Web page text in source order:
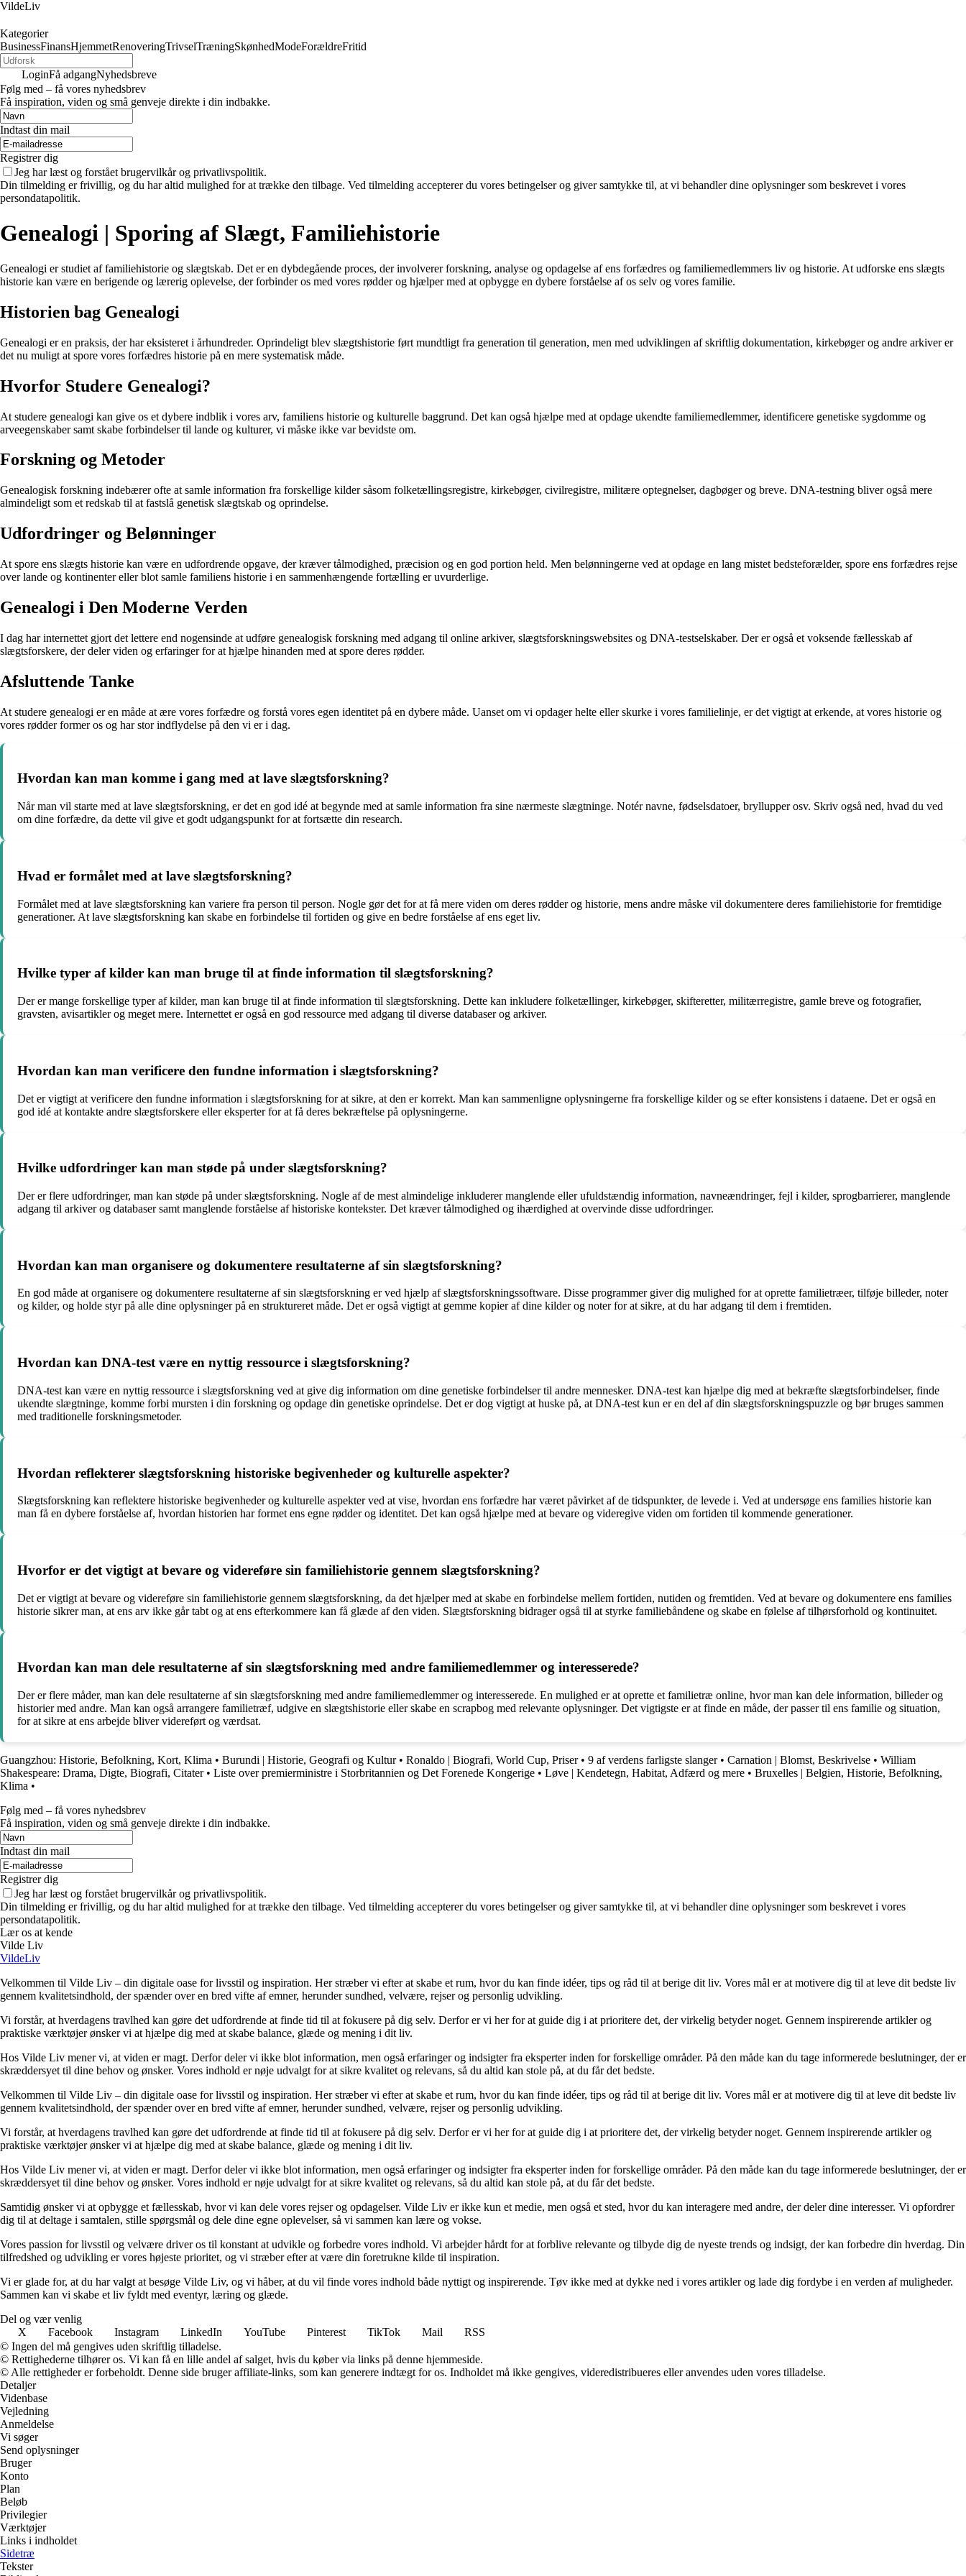
VildeLiv
Kategorier
BusinessFinansHjemmetRenoveringTrivselTræningSkønhedModeForældreFritid
LoginFå adgangNyhedsbreve
Følg med – få vores nyhedsbrev
Få inspiration, viden og små genveje direkte i din indbakke.
Indtast din mail
Registrer dig
Jeg har læst og forstået brugervilkår og privatlivspolitik.
Din tilmelding er frivillig, og du har altid mulighed for at trække den tilbage. Ved tilmelding accepterer du vores betingelser og giver samtykke til, at vi behandler dine oplysninger som beskrevet i vores
persondatapolitik.
Genealogi | Sporing af Slægt, Familiehistorie
Genealogi er studiet af familiehistorie og slægtskab. Det er en dybdegående proces, der involverer forskning, analyse og opdagelse af ens forfædres og familiemedlemmers liv og historie. At udforske ens slægts
historie kan være en berigende og lærerig oplevelse, der forbinder os med vores rødder og hjælper med at opbygge en dybere forståelse af os selv og vores familie.
Historien bag Genealogi
Genealogi er en praksis, der har eksisteret i århundreder. Oprindeligt blev slægtshistorie ført mundtligt fra generation til generation, men med udviklingen af skriftlig dokumentation, kirkebøger og andre arkiver er
det nu muligt at spore vores forfædres historie på en mere systematisk måde.
Hvorfor Studere Genealogi?
At studere genealogi kan give os et dybere indblik i vores arv, familiens historie og kulturelle baggrund. Det kan også hjælpe med at opdage ukendte familiemedlemmer, identificere genetiske sygdomme og
arveegenskaber samt skabe forbindelser til lande og kulturer, vi måske ikke var bevidste om.
Forskning og Metoder
Genealogisk forskning indebærer ofte at samle information fra forskellige kilder såsom folketællingsregistre, kirkebøger, civilregistre, militære optegnelser, dagbøger og breve. DNA-testning bliver også mere
almindeligt som et redskab til at fastslå genetisk slægtskab og oprindelse.
Udfordringer og Belønninger
At spore ens slægts historie kan være en udfordrende opgave, der kræver tålmodighed, præcision og en god portion held. Men belønningerne ved at opdage en lang mistet bedsteforælder, spore ens forfædres rejse
over lande og kontinenter eller blot samle familiens historie i en sammenhængende fortælling er uvurderlige.
Genealogi i Den Moderne Verden
I dag har internettet gjort det lettere end nogensinde at udføre genealogisk forskning med adgang til online arkiver, slægtsforskningswebsites og DNA-testselskaber. Der er også et voksende fællesskab af
slægtsforskere, der deler viden og erfaringer for at hjælpe hinanden med at spore deres rødder.
Afsluttende Tanke
At studere genealogi er en måde at ære vores forfædre og forstå vores egen identitet på en dybere måde. Uanset om vi opdager helte eller skurke i vores familielinje, er det vigtigt at erkende, at vores historie og
vores rødder former os og har stor indflydelse på den vi er i dag.
Hvordan kan man komme i gang med at lave slægtsforskning?
Når man vil starte med at lave slægtsforskning, er det en god idé at begynde med at samle information fra sine nærmeste slægtninge. Notér navne, fødselsdatoer, bryllupper osv. Skriv også ned, hvad du ved
om dine forfædre, da dette vil give et godt udgangspunkt for at fortsætte din research.
Hvad er formålet med at lave slægtsforskning?
Formålet med at lave slægtsforskning kan variere fra person til person. Nogle gør det for at få mere viden om deres rødder og historie, mens andre måske vil dokumentere deres familiehistorie for fremtidige
generationer. At lave slægtsforskning kan skabe en forbindelse til fortiden og give en bedre forståelse af ens eget liv.
Hvilke typer af kilder kan man bruge til at finde information til slægtsforskning?
Der er mange forskellige typer af kilder, man kan bruge til at finde information til slægtsforskning. Dette kan inkludere folketællinger, kirkebøger, skifteretter, militærregistre, gamle breve og fotografier,
gravsten, avisartikler og meget mere. Internettet er også en god ressource med adgang til diverse databaser og arkiver.
Hvordan kan man verificere den fundne information i slægtsforskning?
Det er vigtigt at verificere den fundne information i slægtsforskning for at sikre, at den er korrekt. Man kan sammenligne oplysningerne fra forskellige kilder og se efter konsistens i dataene. Det er også en
god idé at kontakte andre slægtsforskere eller eksperter for at få deres bekræftelse på oplysningerne.
Hvilke udfordringer kan man støde på under slægtsforskning?
Der er flere udfordringer, man kan støde på under slægtsforskning. Nogle af de mest almindelige inkluderer manglende eller ufuldstændig information, navneændringer, fejl i kilder, sprogbarrierer, manglende
adgang til arkiver og databaser samt manglende forståelse af historiske kontekster. Det kræver tålmodighed og ihærdighed at overvinde disse udfordringer.
Hvordan kan man organisere og dokumentere resultaterne af sin slægtsforskning?
En god måde at organisere og dokumentere resultaterne af sin slægtsforskning er ved hjælp af slægtsforskningssoftware. Disse programmer giver dig mulighed for at oprette familietræer, tilføje billeder, noter
og kilder, og holde styr på alle dine oplysninger på en struktureret måde. Det er også vigtigt at gemme kopier af dine kilder og noter for at sikre, at du har adgang til dem i fremtiden.
Hvordan kan DNA-test være en nyttig ressource i slægtsforskning?
DNA-test kan være en nyttig ressource i slægtsforskning ved at give dig information om dine genetiske forbindelser til andre mennesker. DNA-test kan hjælpe dig med at bekræfte slægtsforbindelser, finde
ukendte slægtninge, komme forbi mursten i din forskning og opdage din genetiske oprindelse. Det er dog vigtigt at huske på, at DNA-test kun er en del af din slægtsforskningspuzzle og bør bruges sammen
med traditionelle forskningsmetoder.
Hvordan reflekterer slægtsforskning historiske begivenheder og kulturelle aspekter?
Slægtsforskning kan reflektere historiske begivenheder og kulturelle aspekter ved at vise, hvordan ens forfædre har været påvirket af de tidspunkter, de levede i. Ved at undersøge ens families historie kan
man få en dybere forståelse af, hvordan historien har formet ens egne rødder og identitet. Det kan også hjælpe med at bevare og videregive viden om fortiden til kommende generationer.
Hvorfor er det vigtigt at bevare og videreføre sin familiehistorie gennem slægtsforskning?
Det er vigtigt at bevare og videreføre sin familiehistorie gennem slægtsforskning, da det hjælper med at skabe en forbindelse mellem fortiden, nutiden og fremtiden. Ved at bevare og dokumentere ens families
historie sikrer man, at ens arv ikke går tabt og at ens efterkommere kan få glæde af den viden. Slægtsforskning bidrager også til at styrke familiebåndene og skabe en følelse af tilhørsforhold og kontinuitet.
Hvordan kan man dele resultaterne af sin slægtsforskning med andre familiemedlemmer og interesserede?
Der er flere måder, man kan dele resultaterne af sin slægtsforskning med andre familiemedlemmer og interesserede. En mulighed er at oprette et familietræ online, hvor man kan dele information, billeder og
historier med andre. Man kan også arrangere familietræf, udgive en slægtshistorie eller skabe en scrapbog med relevante oplysninger. Det vigtigste er at finde en måde, der passer til ens familie og situation,
for at sikre at ens arbejde bliver videreført og værdsat.
Guangzhou: Historie, Befolkning, Kort, Klima • Burundi | Historie, Geografi og Kultur• Ronaldo | Biografi, World Cup, Priser• 9 af verdens farligste slanger• Carnation | Blomst, Beskrivelse • William
Shakespeare: Drama, Digte, Biografi, Citater• Liste over premierministre i Storbritannien og Det Forenede Kongerige • Løve | Kendetegn, Habitat, Adfærd og mere • Bruxelles | Belgien, Historie, Befolkning,
Klima •
Følg med – få vores nyhedsbrev
Få inspiration, viden og små genveje direkte i din indbakke.
Indtast din mail
Registrer dig
Jeg har læst og forstået brugervilkår og privatlivspolitik.
Din tilmelding er frivillig, og du har altid mulighed for at trække den tilbage. Ved tilmelding accepterer du vores betingelser og giver samtykke til, at vi behandler dine oplysninger som beskrevet i vores
persondatapolitik.
Lær os at kende
Vilde Liv
VildeLiv
Velkommen til Vilde Liv – din digitale oase for livsstil og inspiration. Her stræber vi efter at skabe et rum, hvor du kan finde idéer, tips og råd til at berige dit liv. Vores mål er at motivere dig til at leve dit bedste liv
gennem kvalitetsindhold, der spænder over en bred vifte af emner, herunder sundhed, velvære, rejser og personlig udvikling.
Vi forstår, at hverdagens travlhed kan gøre det udfordrende at finde tid til at fokusere på dig selv. Derfor er vi her for at guide dig i at prioritere det, der virkelig betyder noget. Gennem inspirerende artikler og
praktiske værktøjer ønsker vi at hjælpe dig med at skabe balance, glæde og mening i dit liv.
Hos Vilde Liv mener vi, at viden er magt. Derfor deler vi ikke blot information, men også erfaringer og indsigter fra eksperter inden for forskellige områder. På den måde kan du tage informerede beslutninger, der er
skræddersyet til dine behov og ønsker. Vores indhold er nøje udvalgt for at sikre kvalitet og relevans, så du altid kan stole på, at du får det bedste.
Velkommen til Vilde Liv – din digitale oase for livsstil og inspiration. Her stræber vi efter at skabe et rum, hvor du kan finde idéer, tips og råd til at berige dit liv. Vores mål er at motivere dig til at leve dit bedste liv
gennem kvalitetsindhold, der spænder over en bred vifte af emner, herunder sundhed, velvære, rejser og personlig udvikling.
Vi forstår, at hverdagens travlhed kan gøre det udfordrende at finde tid til at fokusere på dig selv. Derfor er vi her for at guide dig i at prioritere det, der virkelig betyder noget. Gennem inspirerende artikler og
praktiske værktøjer ønsker vi at hjælpe dig med at skabe balance, glæde og mening i dit liv.
Hos Vilde Liv mener vi, at viden er magt. Derfor deler vi ikke blot information, men også erfaringer og indsigter fra eksperter inden for forskellige områder. På den måde kan du tage informerede beslutninger, der er
skræddersyet til dine behov og ønsker. Vores indhold er nøje udvalgt for at sikre kvalitet og relevans, så du altid kan stole på, at du får det bedste.
Samtidig ønsker vi at opbygge et fællesskab, hvor vi kan dele vores rejser og opdagelser. Vilde Liv er ikke kun et medie, men også et sted, hvor du kan interagere med andre, der deler dine interesser. Vi opfordrer
dig til at deltage i samtalen, stille spørgsmål og dele dine egne oplevelser, så vi sammen kan lære og vokse.
Vores passion for livsstil og velvære driver os til konstant at udvikle og forbedre vores indhold. Vi arbejder hårdt for at forblive relevante og tilbyde dig de nyeste trends og indsigt, der kan forbedre din hverdag. Din
tilfredshed og udvikling er vores højeste prioritet, og vi stræber efter at være din foretrukne kilde til inspiration.
Vi er glade for, at du har valgt at besøge Vilde Liv, og vi håber, at du vil finde vores indhold både nyttigt og inspirerende. Tøv ikke med at dykke ned i vores artikler og lade dig fordybe i en verden af muligheder.
Sammen kan vi skabe et liv fyldt med eventyr, læring og glæde.
Del og vær venlig
X
Facebook Instagram LinkedIn YouTube Pinterest TikTok Mail
RSS
© Ingen del må gengives uden skriftlig tilladelse.
© Rettighederne tilhører os. Vi kan få en lille andel af salget, hvis du køber via links på denne hjemmeside.
© Alle rettigheder er forbeholdt. Denne side bruger affiliate-links, som kan generere indtægt for os. Indholdet må ikke gengives, videredistribueres eller anvendes uden vores tilladelse.
Detaljer
Videnbase
Vejledning
Anmeldelse
Vi søger
Send oplysninger
Bruger
Konto
Plan
Beløb
Privilegier
Værktøjer
Links i indholdet
Sidetræ
Tekster